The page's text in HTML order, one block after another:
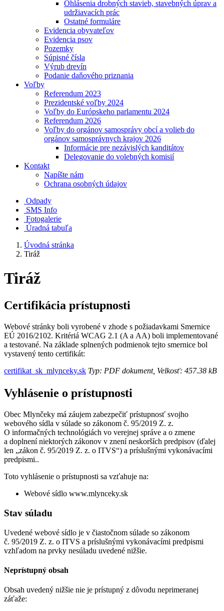
Ohlásenia drobných stavieb, stavebných úprav a
udržiavacích prác
Ostatné formuláre
Evidencia obyvateľov
Evidencia psov
Pozemky
Súpisné čísla
Výrub drevín
Podanie daňového priznania
Voľby
Referendum 2023
Prezidentské voľby 2024
Voľby do Európskeho parlamentu 2024
Referendum 2026
Voľby do orgánov samosprávy obcí a volieb do
orgánov samosprávnych krajov 2026
Informácie pre nezávislých kanditátov
Delegovanie do volebných komisií
Kontakt
Napíšte nám
Ochrana osobných údajov
Odpady
SMS Info
Fotogalerie
Úradná tabuľa
Úvodná stránka
Tiráž
Tiráž
Certifikácia prístupnosti
Webové stránky boli vyrobené v zhode s požiadavkami Smernice
EÚ 2016/2102. Kritériá WCAG 2.1 (A a AA) boli implementované
a testované. Na základe splnených podmienok tejto smernice bol
vystavený tento certifikát:
certifikat_sk_mlynceky.sk Typ: PDF dokument, Velkosť: 457.38 kB
Vyhlásenie o prístupnosti
Obec Mlynčeky má záujem zabezpečiť prístupnosť svojho
webového sídla v súlade so zákonom č. 95/2019 Z. z.
O informačných technológiách vo verejnej správe a o zmene
a doplnení niektorých zákonov v znení neskorších predpisov (ďalej
len „zákon č. 95/2019 Z. z. o ITVS“) a príslušnými vykonávacími
predpismi..
Toto vyhlásenie o prístupnosti sa vzťahuje na:
Webové sídlo www.mlynceky.sk
Stav súladu
Uvedené webové sídlo je v čiastočnom súlade so zákonom
č. 95/2019 Z. z. o ITVS a príslušnými vykonávacími predpismi
vzhľadom na prvky nesúladu uvedené nižšie.
Neprístupný obsah
Obsah uvedený nižšie nie je prístupný z dôvodu neprimeranej
záťaže: